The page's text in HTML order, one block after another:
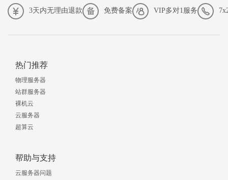
3天内无理由退款 免费备案 VIP多对1服务
热门推荐
物理服务器
站群服务器
裸机云
云服务器
超算云
帮助与支持
云服务器问题